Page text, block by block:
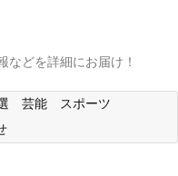
などを詳細にお届け！
芸能
スポーツ